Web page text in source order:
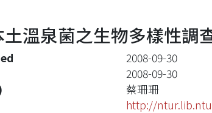
土溫泉菌之生物多樣性調
2008-09-30
2008-09-30
蔡珊珊
http://